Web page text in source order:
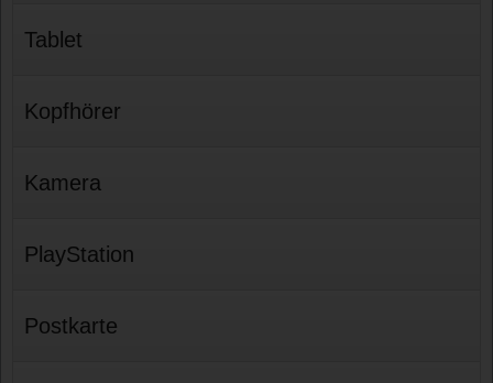
Tablet
Kopfhörer
Kamera
PlayStation
Postkarte